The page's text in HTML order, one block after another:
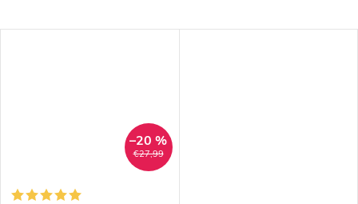
€27,99
–20 %